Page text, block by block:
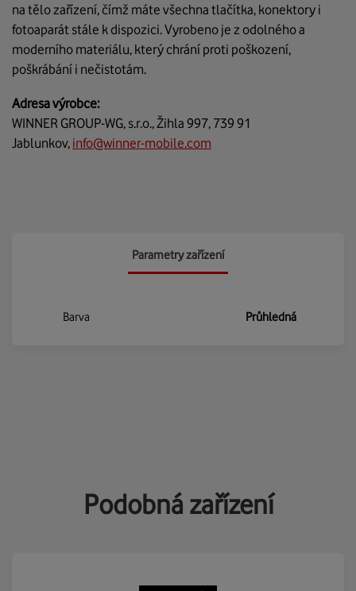
na tělo zařízení, čímž máte všechna tlačítka, konektory i
fotoaparát stále k dispozici. Vyrobeno je z odolného a
moderního materiálu, který chrání proti poškození,
poškrábání i nečistotám.
Adresa výrobce:
WINNER GROUP-WG, s.r.o., Žihla 997, 739 91
Jablunkov, info@winner-mobile.com
Parametry zařízení
Barva Průhledná
Podobná zařízení